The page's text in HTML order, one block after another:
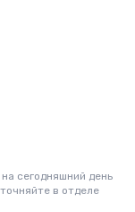
сегодняшний день
в отделе